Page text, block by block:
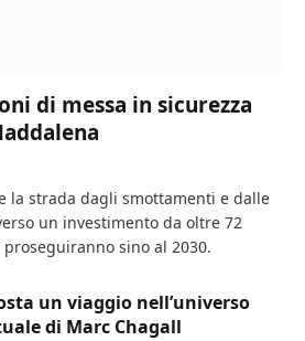
di messa in sicurezza
la strada dagli smottamenti e dalle
un investimento da oltre 72
sino al 2030.
un viaggio nell’universo
di Marc Chagall